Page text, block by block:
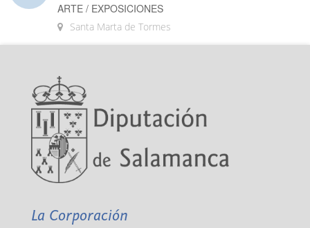
ARTE / EXPOSICIONES
Santa Marta de Tormes
La Corporación